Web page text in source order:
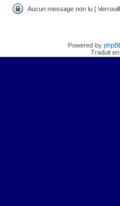
Aucun message non lu [
Powered by
Traduit